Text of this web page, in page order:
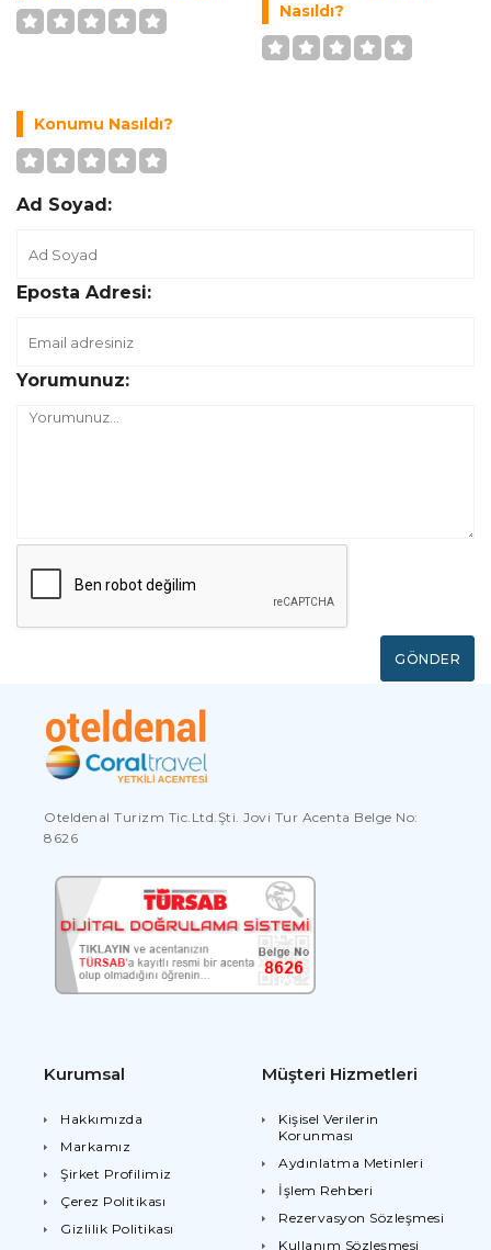
Nasıldı?
Konumu Nasıldı?
Ad Soyad:
Eposta Adresi:
Yorumunuz:
GÖNDER
Oteldenal Turizm Tic.Ltd.Şti. Jovi Tur Acenta Belge No:
8626
Kurumsal
Hakkımızda
Markamız
Şirket Profilimiz
Çerez Politikası
Gizlilik Politikası
Müşteri Hizmetleri
Kişisel Verilerin
Korunması
Aydınlatma Metinleri
İşlem Rehberi
Rezervasyon Sözleşmesi
Kullanım Sözleşmesi